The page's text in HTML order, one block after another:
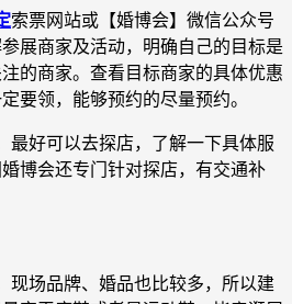
索票网站或【婚博会】微信公众号
展商家及活动，明确自己的目标是
的商家。查看目标商家的具体优惠
要领，能够预约的尽量预约。
最好可以去探店，了解一下具体服
博会还专门针对探店，有交通补
现场品牌、婚品也比较多，所以建